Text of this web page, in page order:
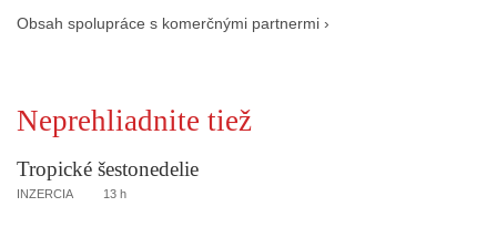
Obsah spolupráce s komerčnými partnermi ›
Neprehliadnite tiež
Tropické šestonedelie
INZERCIA 13 h